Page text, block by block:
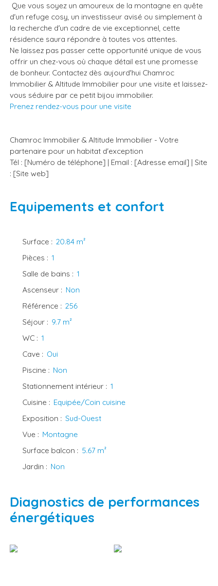
Que vous soyez un amoureux de la montagne en quête
d'un refuge cosy, un investisseur avisé ou simplement à
la recherche d'un cadre de vie exceptionnel, cette
résidence saura répondre à toutes vos attentes.
Ne laissez pas passer cette opportunité unique de vous
offrir un chez-vous où chaque détail est une promesse
de bonheur. Contactez dès aujourd'hui Chamroc
Immobilier & Altitude Immobilier pour une visite et laissez-
vous séduire par ce petit bijou immobilier.
Prenez rendez-vous pour une visite
Chamroc Immobilier & Altitude Immobilier - Votre
partenaire pour un habitat d'exception
Tél : [Numéro de téléphone] | Email : [Adresse email] | Site
: [Site web]
Equipements et confort
Surface : 20.84 m²
Pièces : 1
Salle de bains : 1
Ascenseur : Non
Référence : 256
Séjour : 9.7 m²
WC : 1
Cave : Oui
Piscine : Non
Stationnement intérieur : 1
Cuisine : Equipée/Coin cuisine
Exposition : Sud-Ouest
Vue : Montagne
Surface balcon : 5.67 m²
Jardin : Non
Diagnostics de performances
énergétiques